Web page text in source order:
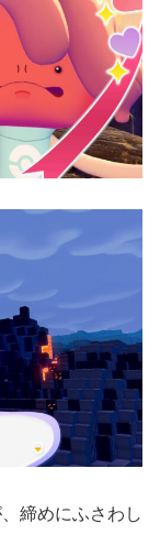
締めにふさわし